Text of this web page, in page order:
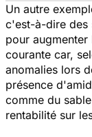
Un autre
c'est-à-dire des
pour
courante car,
anomalies lors
présence
comme du
rentabilité sur